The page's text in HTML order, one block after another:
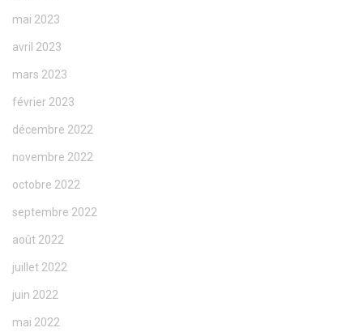
mai 2023
avril 2023
mars 2023
février 2023
décembre 2022
novembre 2022
octobre 2022
septembre 2022
août 2022
juillet 2022
juin 2022
mai 2022